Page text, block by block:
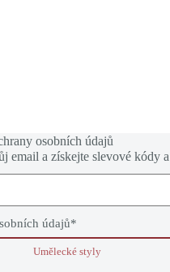
osobních údajů
email a získejte slevové kódy
údajů*
Umělecké styly